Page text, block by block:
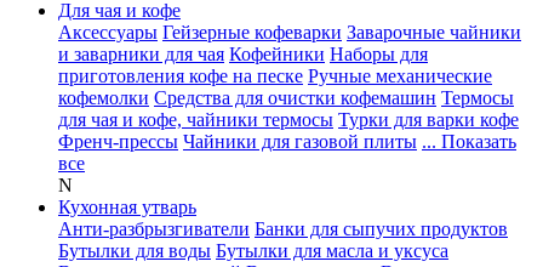
Для чая и кофе
Аксессуары Гейзерные кофеварки Заварочные чайники
и заварники для чая Кофейники Наборы для
приготовления кофе на песке Ручные механические
кофемолки Средства для очистки кофемашин Термосы
для чая и кофе, чайники термосы Турки для варки кофе
Френч-прессы Чайники для газовой плиты ... Показать
все
N
Кухонная утварь
Анти-разбрызгиватели Банки для сыпучих продуктов
Бутылки для воды Бутылки для масла и уксуса